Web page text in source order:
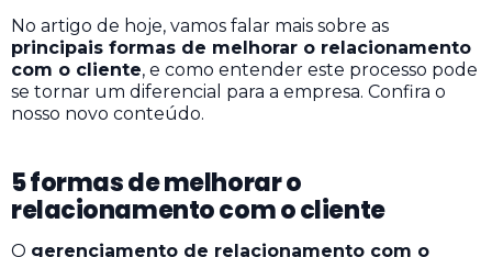
No artigo de hoje, vamos falar mais sobre as
principais formas de melhorar o relacionamento
com o cliente, e como entender este processo pode
se tornar um diferencial para a empresa. Confira o
nosso novo conteúdo.
5 formas de melhorar o
relacionamento com o cliente
O gerenciamento de relacionamento com o